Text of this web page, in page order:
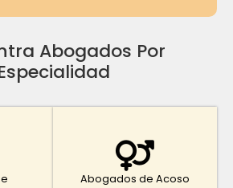
Abogados Por
Abogados de Acoso